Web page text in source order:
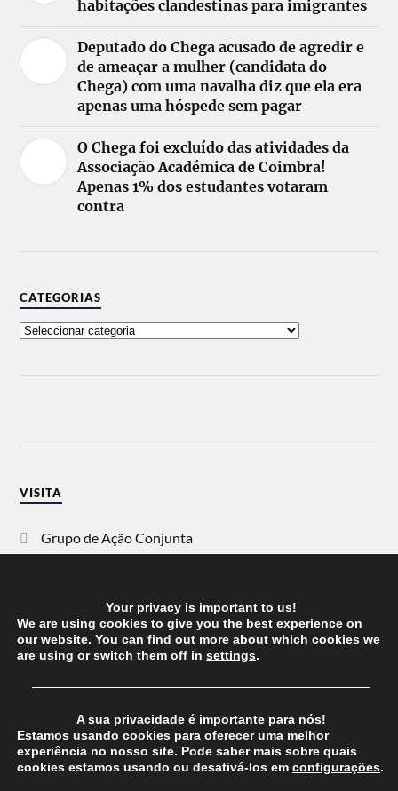
habitações clandestinas para imigrantes
Deputado do Chega acusado de agredir e
de ameaçar a mulher (candidata do
Chega) com uma navalha diz que ela era
apenas uma hóspede sem pagar
O Chega foi excluído das atividades da
Associação Académica de Coimbra!
Apenas 1% dos estudantes votaram
contra
CATEGORIAS
VISITA
Grupo de Ação Conjunta
Vida Justa
dezanove
Your privacy is important to us!
We are using cookies to give you the best experience on
our website. You can find out more about which cookies we
are using or switch them off in settings.
──────────────────────────────────────
A sua privacidade é importante para nós!
Estamos usando cookies para oferecer uma melhor
experiência no nosso site. Pode saber mais sobre quais
cookies estamos usando ou desativá-los em configurações.